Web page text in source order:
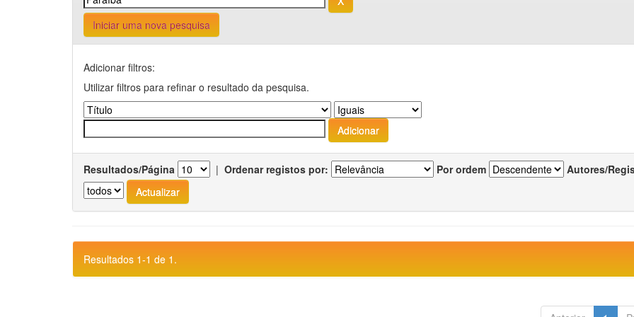
Iniciar uma nova pesquisa
Adicionar filtros:
Utilizar filtros para refinar o resultado da pesquisa.
Resultados/Página | Ordenar registos por: Por ordem Autores/
Resultados 1-1 de 1.